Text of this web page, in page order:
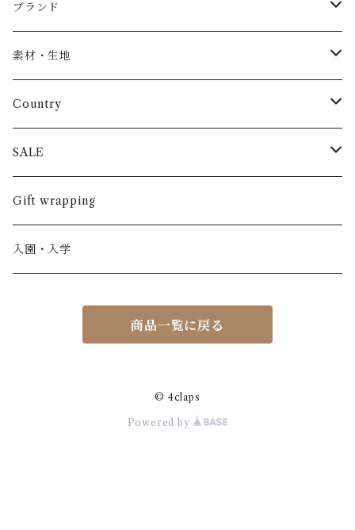
Baby
トップス
長袖
半袖
パンツ
長ズボン
半ズボン
スカート
ワンピース
カーディガン / 羽織もの
ブランド
AS WE GROW
ARCH&LINE
BABE & TESS
BOBOCHOSES
BONHEUR DU JOUR
素材・生地
コットン 100%
リネン( 麻 )
ウール
アルパカ
Country
France / フランス
Italy / イタリア
NY / ニューヨーク
Spain / スペイン
SALE
男の子
女の子
くつ・帽子・Bag
Gift wrapping
入園・入学
商品一覧に戻る
© 4claps
Powered by